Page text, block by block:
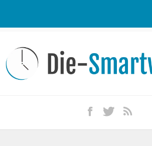
Kontakt / Tipp geben
Impressum
iPhone kaufen